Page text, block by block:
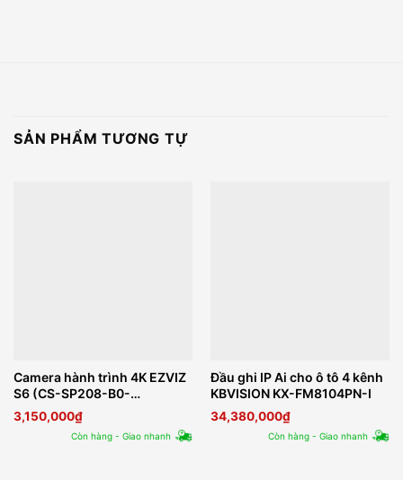
SẢN PHẨM TƯƠNG TỰ
Camera hành trình 4K EZVIZ
S6 (CS-SP208-B0-
6C12WFBS)
3,150,000₫
Còn hàng - Giao nhanh
Đầu ghi IP Ai cho ô tô 4 kênh
KBVISION KX-FM8104PN-I
34,380,000₫
Còn hàng - Giao nhanh